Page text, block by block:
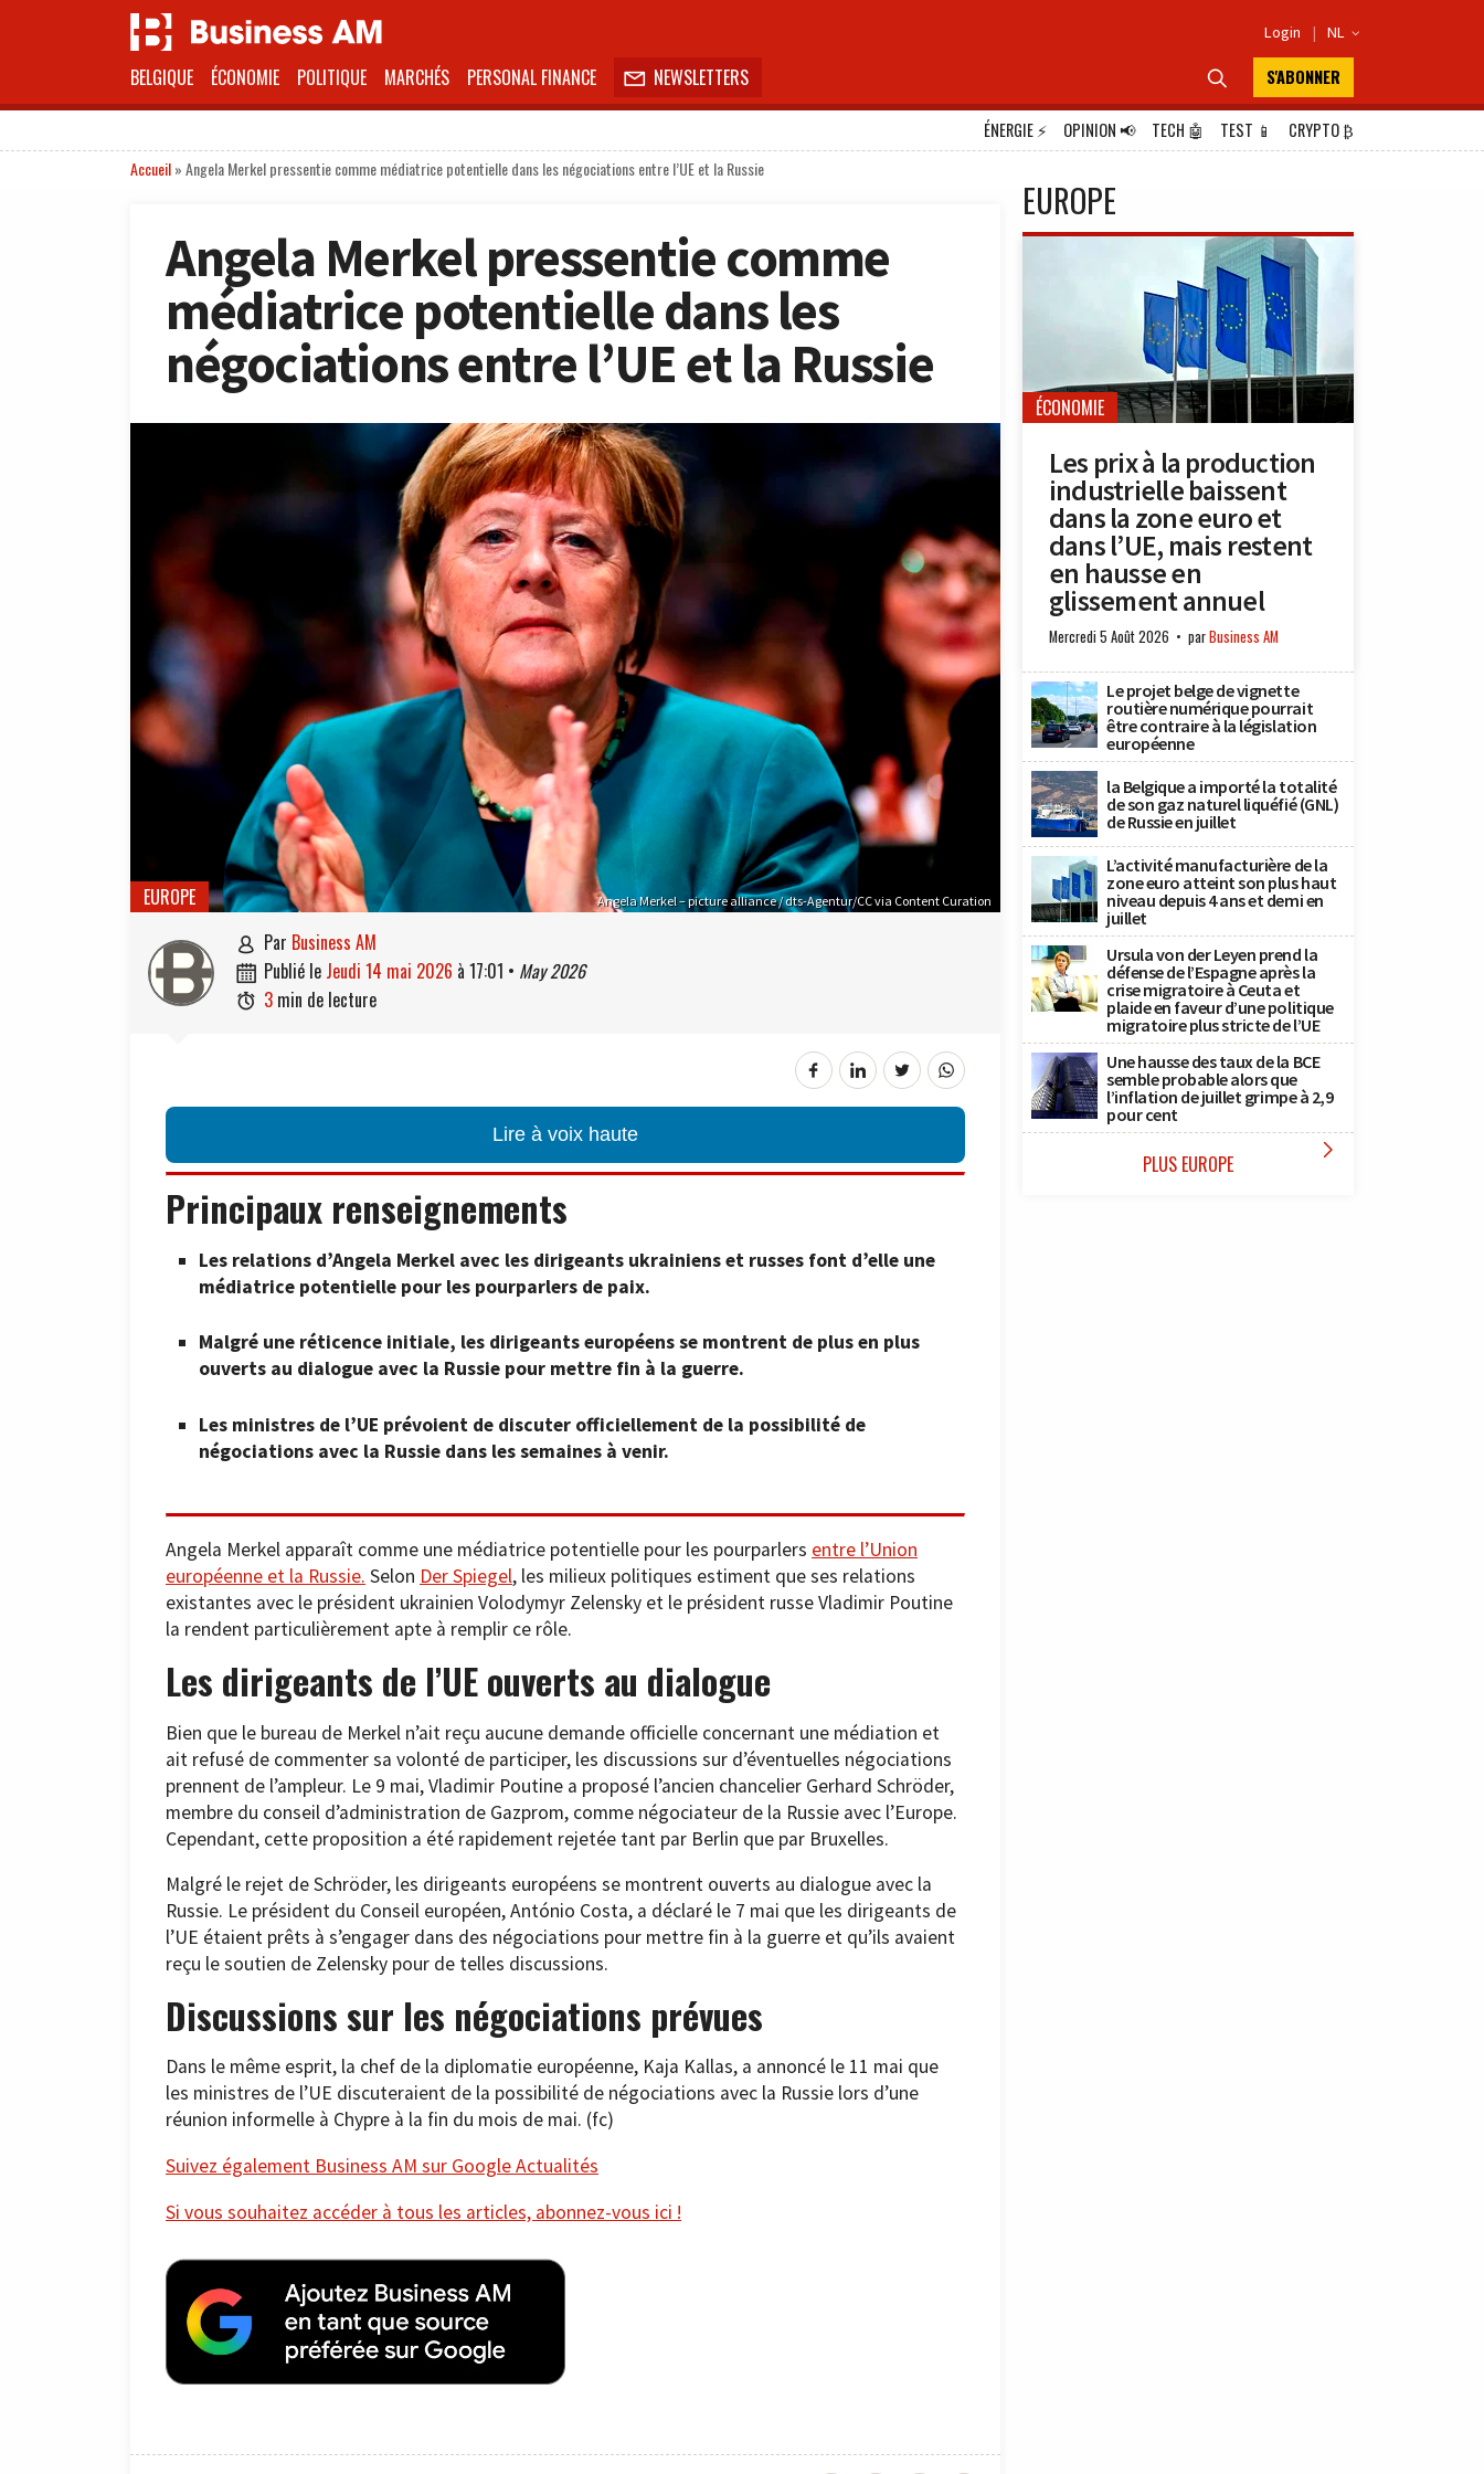
Login | NL 
BELGIQUE ÉCONOMIE POLITIQUE MARCHÉS PERSONAL FINANCE  NEWSLETTERS  S'ABONNER
ÉNERGIE⚡ OPINION📢 TECH 🤖 TEST 📱 CRYPTO₿
Accueil»Angela Merkel pressentie comme médiatrice potentielle dans les négociations entre l’UE et la Russie
Angela Merkel pressentie comme
médiatrice potentielle dans les
négociations entre l’UE et la Russie
Angela Merkel – picture alliance / dts-Agentur/CC via Content Curation
EUROPE
 par Business AM
 publié le jeudi 14 mai 2026 à 17:01 • May 2026
 3 min de lecture
Lire à voix haute
Principaux renseignements
Les relations d’Angela Merkel avec les dirigeants ukrainiens et russes font d’elle une
médiatrice potentielle pour les pourparlers de paix.
Malgré une réticence initiale, les dirigeants européens se montrent de plus en plus
ouverts au dialogue avec la Russie pour mettre fin à la guerre.
Les ministres de l’UE prévoient de discuter officiellement de la possibilité de
négociations avec la Russie dans les semaines à venir.
Angela Merkel apparaît comme une médiatrice potentielle pour les pourparlers entre l’Union
européenne et la Russie. Selon Der Spiegel, les milieux politiques estiment que ses relations
existantes avec le président ukrainien Volodymyr Zelensky et le président russe Vladimir Poutine
la rendent particulièrement apte à remplir ce rôle.
Les dirigeants de l’UE ouverts au dialogue
Bien que le bureau de Merkel n’ait reçu aucune demande officielle concernant une médiation et
ait refusé de commenter sa volonté de participer, les discussions sur d’éventuelles négociations
prennent de l’ampleur. Le 9 mai, Vladimir Poutine a proposé l’ancien chancelier Gerhard Schröder,
membre du conseil d’administration de Gazprom, comme négociateur de la Russie avec l’Europe.
Cependant, cette proposition a été rapidement rejetée tant par Berlin que par Bruxelles.
Malgré le rejet de Schröder, les dirigeants européens se montrent ouverts au dialogue avec la
Russie. Le président du Conseil européen, António Costa, a déclaré le 7 mai que les dirigeants de
l’UE étaient prêts à s’engager dans des négociations pour mettre fin à la guerre et qu’ils avaient
reçu le soutien de Zelensky pour de telles discussions.
Discussions sur les négociations prévues
Dans le même esprit, la chef de la diplomatie européenne, Kaja Kallas, a annoncé le 11 mai que
les ministres de l’UE discuteraient de la possibilité de négociations avec la Russie lors d’une
réunion informelle à Chypre à la fin du mois de mai. (fc)
Suivez également Business AM sur Google Actualités
Si vous souhaitez accéder à tous les articles, abonnez-vous ici !
EUROPE
ÉCONOMIE
Les prix à la production
industrielle baissent
dans la zone euro et
dans l’UE, mais restent
en hausse en
glissement annuel
Mercredi 5 Août 2026 parBusiness AM
Le projet belge de vignette
routière numérique pourrait
être contraire à la législation
européenne
la Belgique a importé la totalité
de son gaz naturel liquéfié (GNL)
de Russie en juillet
L’activité manufacturière de la
zone euro atteint son plus haut
niveau depuis 4 ans et demi en
juillet
Ursula von der Leyen prend la
défense de l’Espagne après la
crise migratoire à Ceuta et
plaide en faveur d’une politique
migratoire plus stricte de l’UE
Une hausse des taux de la BCE
semble probable alors que
l’inflation de juillet grimpe à 2,9
pour cent
PLUS EUROPE 